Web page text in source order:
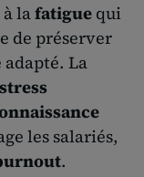
lafatigue qui
de préserver
adapté. La
stress
les salariés,
.